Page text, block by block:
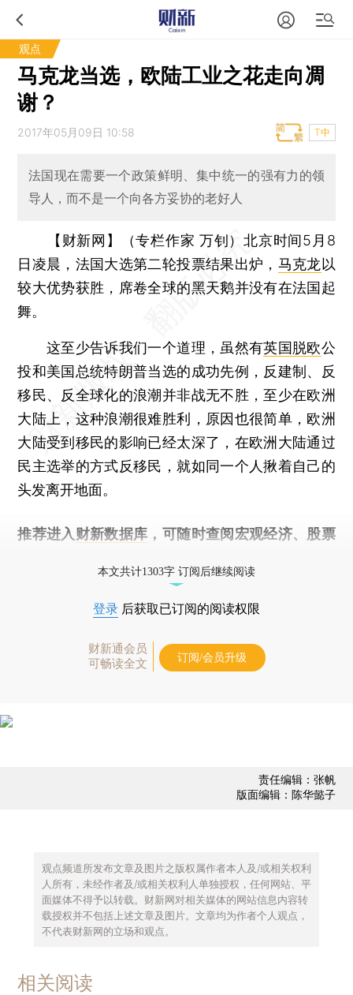
观点
马克龙当选，欧陆工业之花走向凋
谢？
2017年05月09日 10:58 T中
法国现在需要一个政策鲜明、集中统一的强有力的领
导人，而不是一个向各方妥协的老好人
【财新网】（专栏作家 万钊）北京时间5月8
日凌晨，法国大选第二轮投票结果出炉， 马克龙 以
较大优势获胜，席卷全球的黑天鹅并没有在法国起
舞。
这至少告诉我们一个道理，虽然有英国脱欧公
投和美国总统特朗普当选的成功先例，反建制、反
移民、反全球化的浪潮并非战无不胜，至少在欧洲
大陆上，这种浪潮很难胜利，原因也很简单，欧洲
大陆受到移民的影响已经太深了，在欧洲大陆通过
民主选举的方式反移民，就如同一个人揪着自己的
头发离开地面。
推荐进入 财新数据库 ，可随时查阅宏观经济、股票
本文共计1303字 订阅后继续阅读
登录 后获取已订阅的阅读权限
财新通会员
可畅读全文
订阅/会员升级
责任编辑：张帆
版面编辑：陈华懿子
观点频道所发布文章及图片之版权属作者本人及/或相关权利
人所有，未经作者及/或相关权利人单独授权，任何网站、平
面媒体不得予以转载。财新网对相关媒体的网站信息内容转
载授权并不包括上述文章及图片。文章均为作者个人观点，
不代表财新网的立场和观点。
相关阅读